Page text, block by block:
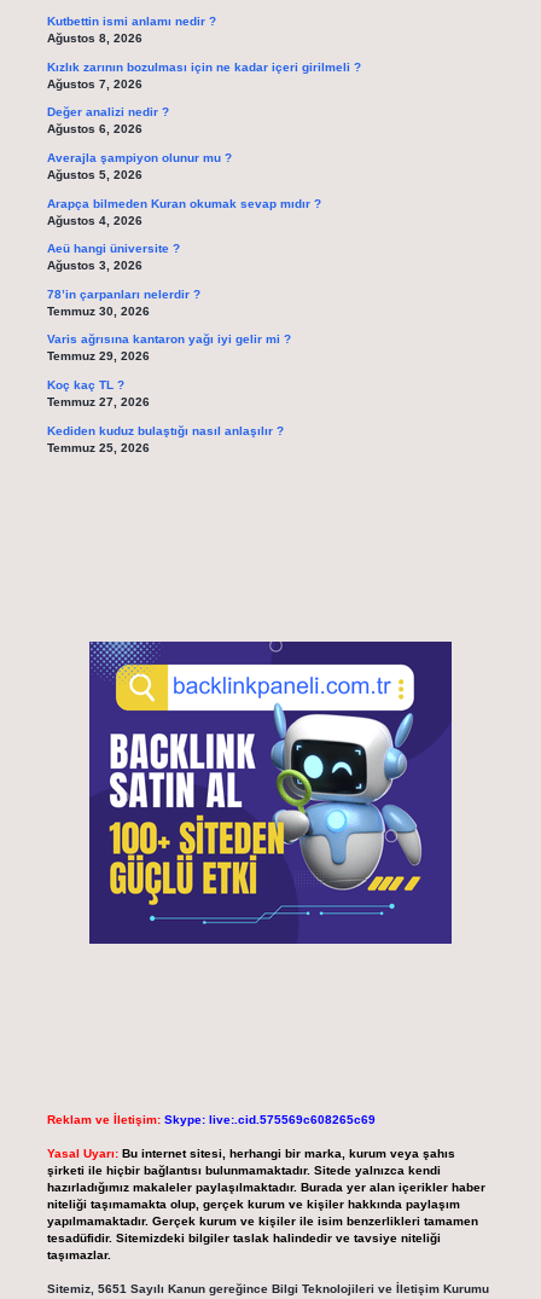
Kutbettin ismi anlamı nedir ?
Ağustos 8, 2026
Kızlık zarının bozulması için ne kadar içeri girilmeli ?
Ağustos 7, 2026
Değer analizi nedir ?
Ağustos 6, 2026
Averajla şampiyon olunur mu ?
Ağustos 5, 2026
Arapça bilmeden Kuran okumak sevap mıdır ?
Ağustos 4, 2026
Aeü hangi üniversite ?
Ağustos 3, 2026
78’in çarpanları nelerdir ?
Temmuz 30, 2026
Varis ağrısına kantaron yağı iyi gelir mi ?
Temmuz 29, 2026
Koç kaç TL ?
Temmuz 27, 2026
Kediden kuduz bulaştığı nasıl anlaşılır ?
Temmuz 25, 2026
Reklam ve İletişim: Skype: live:.cid.575569c608265c69
Yasal Uyarı: Bu internet sitesi, herhangi bir marka, kurum veya şahıs
şirketi ile hiçbir bağlantısı bulunmamaktadır. Sitede yalnızca kendi
hazırladığımız makaleler paylaşılmaktadır. Burada yer alan içerikler haber
niteliği taşımamakta olup, gerçek kurum ve kişiler hakkında paylaşım
yapılmamaktadır. Gerçek kurum ve kişiler ile isim benzerlikleri tamamen
tesadüfidir. Sitemizdeki bilgiler taslak halindedir ve tavsiye niteliği
taşımazlar.
Sitemiz, 5651 Sayılı Kanun gereğince Bilgi Teknolojileri ve İletişim Kurumu